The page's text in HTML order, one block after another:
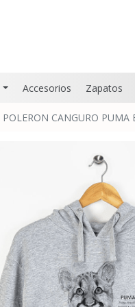
Accesorios Zapatos
POLERON CANGURO PUMA